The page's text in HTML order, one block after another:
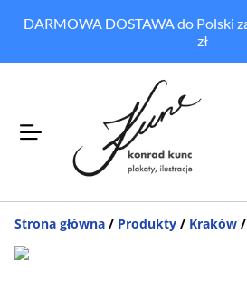
DARMOWA DOSTAWA do Polski
zł
Strona główna / Produkty / Kraków /